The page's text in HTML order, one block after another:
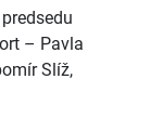
– Pavla
Slíž,